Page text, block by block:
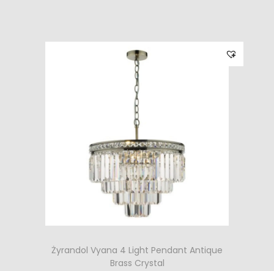
Żyrandol Vyana 4 Light Pendant Antique
Brass Crystal